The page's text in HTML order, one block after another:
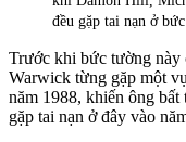
đều gặp tai nạn ở
Trước khi bức tường này
Warwick từng gặp một
năm 1988, khiến ông
gặp tai nạn ở đây vào